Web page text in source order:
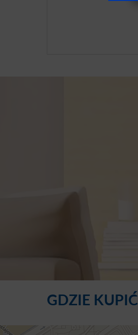
GDZIE KUPIĆ